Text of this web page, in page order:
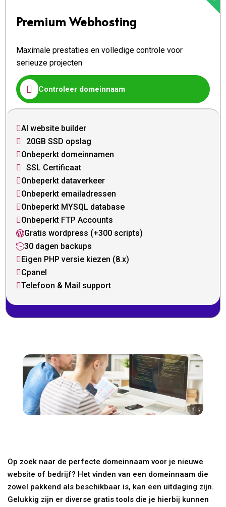
Premium Webhosting
Maximale prestaties en volledige controle voor
serieuze projecten
 Controleer domeinnaam
AI website builder
 20GB SSD opslag
Onbeperkt domeinnamen
 SSL Certificaat
Onbeperkt dataverkeer
Onbeperkt emailadressen
Onbeperkt MYSQL database
Onbeperkt FTP Accounts
Gratis wordpress (+300 scripts)
30 dagen backups
 Eigen PHP versie kiezen (8.x)
Cpanel
Telefoon & Mail support
Op zoek naar de perfecte domeinnaam voor je nieuwe
website of bedrijf? Het vinden van een domeinnaam die
zowel pakkend als beschikbaar is, kan een uitdaging zijn.
Gelukkig zijn er diverse gratis tools die je hierbij kunnen